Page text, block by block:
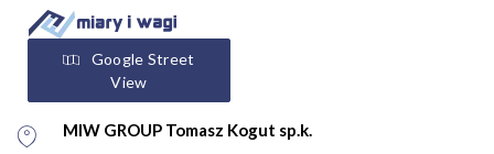
Google Street
View
MIW GROUP Tomasz Kogut sp.k.